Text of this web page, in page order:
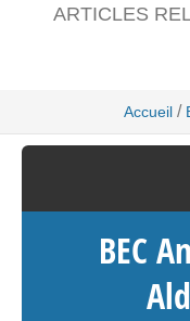
ARTICLES
Accueil /
BEC